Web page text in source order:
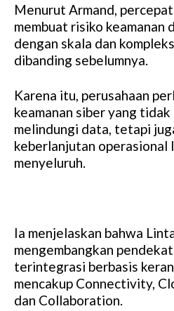
Menurut Armand,
membuat risiko keamanan
dengan skala dan
dibanding sebelumnya.
Karena itu, perusahaan
keamanan siber yang tidak
melindungi data, tetapi
keberlanjutan operasional
menyeluruh.
Ia menjelaskan bahwa
mengembangkan
terintegrasi berbasis
mencakup Connectivity,
dan Collaboration.